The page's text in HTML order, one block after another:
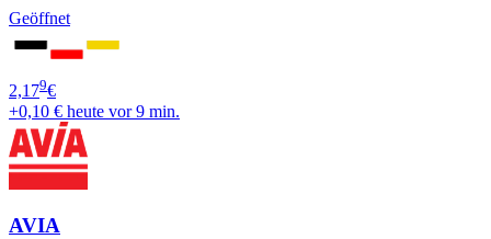
Geöffnet
2,179€
+0,10 € heute vor 9 min.
AVIA